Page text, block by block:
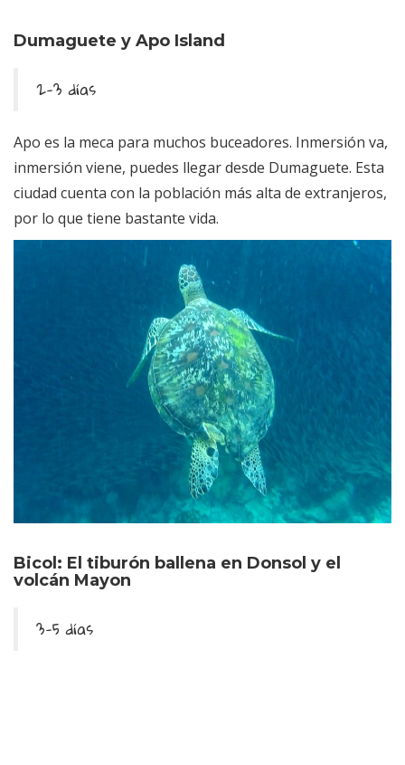
Dumaguete y Apo Island
2-3 días
Apo es la meca para muchos buceadores. Inmersión va,
inmersión viene, puedes llegar desde Dumaguete. Esta
ciudad cuenta con la población más alta de extranjeros,
por lo que tiene bastante vida.
Bicol: El tiburón ballena en Donsol y el
volcán Mayon
3-5 días